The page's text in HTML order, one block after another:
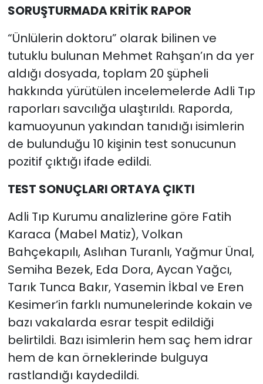
SORUŞTURMADA KRİTİK RAPOR
“Ünlülerin doktoru” olarak bilinen ve
tutuklu bulunan Mehmet Rahşan’ın da yer
aldığı dosyada, toplam 20 şüpheli
hakkında yürütülen incelemelerde Adli Tıp
raporları savcılığa ulaştırıldı. Raporda,
kamuoyunun yakından tanıdığı isimlerin
de bulunduğu 10 kişinin test sonucunun
pozitif çıktığı ifade edildi.
TEST SONUÇLARI ORTAYA ÇIKTI
Adli Tıp Kurumu analizlerine göre Fatih
Karaca (Mabel Matiz), Volkan
Bahçekapılı, Aslıhan Turanlı, Yağmur Ünal,
Semiha Bezek, Eda Dora, Aycan Yağcı,
Tarık Tunca Bakır, Yasemin İkbal ve Eren
Kesimer’in farklı numunelerinde kokain ve
bazı vakalarda esrar tespit edildiği
belirtildi. Bazı isimlerin hem saç hem idrar
hem de kan örneklerinde bulguya
rastlandığı kaydedildi.